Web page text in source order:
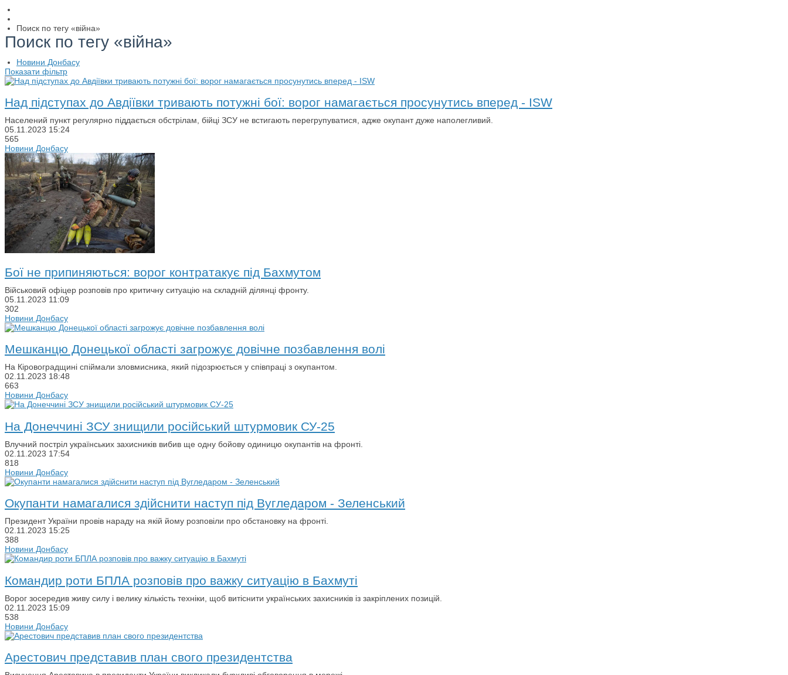
Поиск по тегу «війна»
Поиск по тегу «війна»
Новини Донбасу
Показати фільтр
Над підступах до Авдіївки тривають потужні бої: ворог намагається просунутись вперед - ISW
Населений пункт регулярно піддається обстрілам, бійці ЗСУ не встигають перегрупуватися, адже окупант дуже наполегливий.
05.11.2023 15:24
565
Новини Донбасу
Бої не припиняються: ворог контратакує під Бахмутом
Військовий офіцер розповів про критичну ситуацію на складній ділянці фронту.
05.11.2023 11:09
302
Новини Донбасу
Мешканцю Донецької області загрожує довічне позбавлення волі
На Кіровоградщині спіймали зловмисника, який підозрюється у співпраці з окупантом.
02.11.2023 18:48
663
Новини Донбасу
На Донеччині ЗСУ знищили російський штурмовик СУ-25
Влучний постріл українських захисників вибив ще одну бойову одиницю окупантів на фронті.
02.11.2023 17:54
818
Новини Донбасу
Окупанти намагалися здійснити наступ під Вугледаром - Зеленський
Президент України провів нараду на якій йому розповіли про обстановку на фронті.
02.11.2023 15:25
388
Новини Донбасу
Командир роти БПЛА розповів про важку ситуацію в Бахмуті
Ворог зосередив живу силу і велику кількість техніки, щоб витіснити українських захисників із закріплених позицій.
02.11.2023 15:09
538
Новини Донбасу
Арестович представив план свого президентства